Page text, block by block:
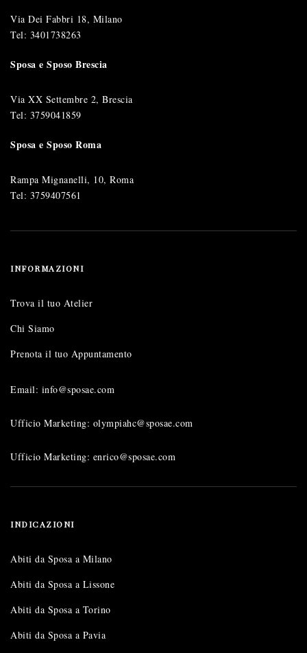
Via Dei Fabbri 18, Milano
Tel: 3401738263
Sposa e Sposo Brescia
Via XX Settembre 2, Brescia
Tel: 3759041859
Sposa e Sposo Roma
Rampa Mignanelli, 10, Roma
Tel: 3759407561
INFORMAZIONI
Trova il tuo Atelier
Chi Siamo
Prenota il tuo Appuntamento
Email: info@sposae.com
Ufficio Marketing: olympiahc@sposae.com
Ufficio Marketing: enrico@sposae.com
INDICAZIONI
Abiti da Sposa a Milano
Abiti da Sposa a Lissone
Abiti da Sposa a Torino
Abiti da Sposa a Pavia